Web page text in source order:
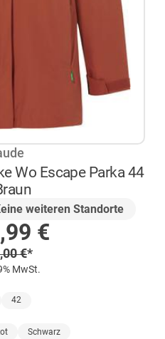
Wo Escape Parka 44
weiteren Standorte
€
Regulärer Preis
€*
MwSt.
42
Schwarz